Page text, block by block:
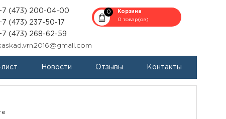
(473) 200-04-00
(473) 237-50-17
(473) 268-62-59
0
Корзина
0 товар(ов)
лист Новости Отзывы Контакты